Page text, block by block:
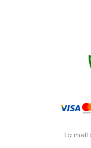
La mell